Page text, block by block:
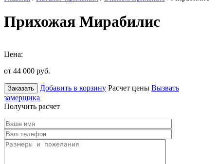
Прихожая Мирабилис
Цена:
от 44 000 руб.
Заказать Добавить в корзину Расчет цены Вызвать
замерщика
Получить расчет